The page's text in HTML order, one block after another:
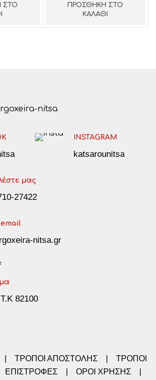
ΣΤΟ
ΠΡΟΣΘΉΚΗ ΣΤΟ
ΚΑΛΆΘΙ
INSTAGRAM
katsarounitsa
μας
27422
email
nitsa.gr
82100
ΤΡΟΠΟΙ ΑΠΟΣΤΟΛΗΣ
ΤΡΟΠΟΙ
ΕΠΙΣΤΡΟΦΕΣ ΟΡΟΙ ΧΡΗΣΗΣ